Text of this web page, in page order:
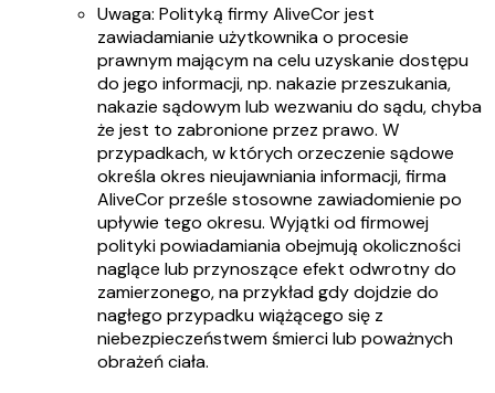
Uwaga: Polityką firmy AliveCor jest
zawiadamianie użytkownika o procesie
prawnym mającym na celu uzyskanie dostępu
do jego informacji, np. nakazie przeszukania,
nakazie sądowym lub wezwaniu do sądu, chyba
że jest to zabronione przez prawo. W
przypadkach, w których orzeczenie sądowe
określa okres nieujawniania informacji, firma
AliveCor prześle stosowne zawiadomienie po
upływie tego okresu. Wyjątki od firmowej
polityki powiadamiania obejmują okoliczności
naglące lub przynoszące efekt odwrotny do
zamierzonego, na przykład gdy dojdzie do
nagłego przypadku wiążącego się z
niebezpieczeństwem śmierci lub poważnych
obrażeń ciała.